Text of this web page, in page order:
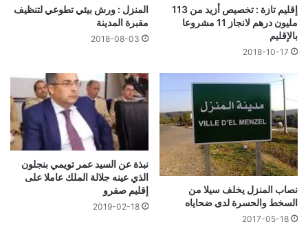
إقليم تازة : تخصيص أزيد من 113
مليون درهم لانجاز 11 مشروعا
بالإقليم
2018-10-17
المنزل : ورش بيئي تطوعي لتنظيف
مقبرة المدينة
2018-08-03
نصاب المنزل يخلف سيلا من
السخط والحسرة لدى ضحاياه
2017-05-18
نبذة عن السيد عمر تويمي بنجلون
الذي عينه جلالة الملك عاملا على
إقليم صفرو
2019-02-18